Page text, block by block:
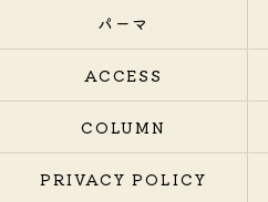
パーマ
ACCESS
COLUMN
PRIVACY POLICY